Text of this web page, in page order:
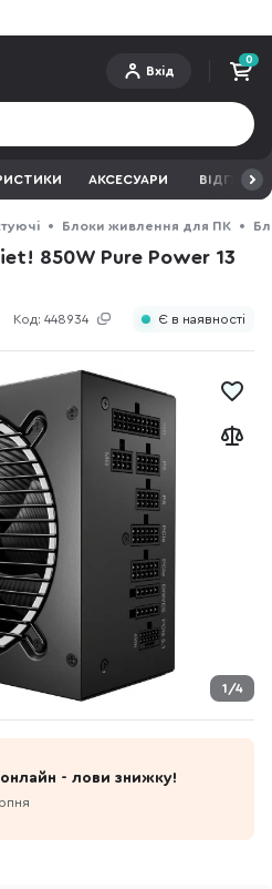
Вхід
0
АКСЕСУАРИ ВІДГУКИ
Блоки живлення для ПК
850W Pure Power 13
Код: 448934 Є в наявності
1/4
- лови знижку!